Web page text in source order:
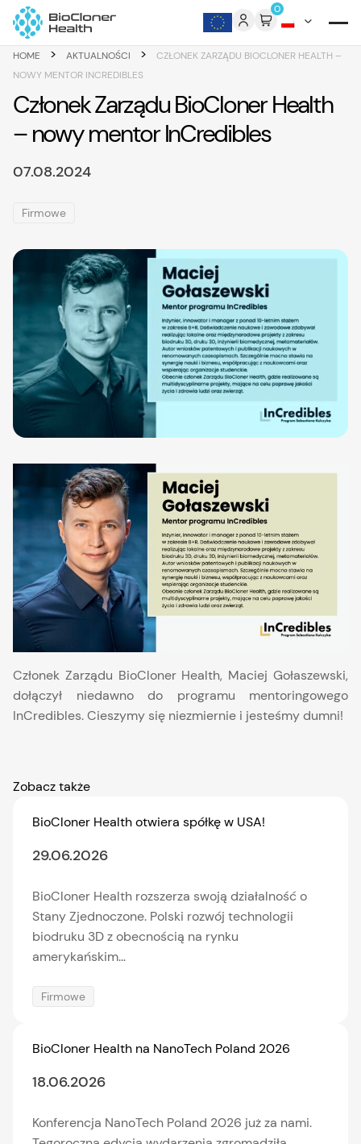
Skip to content 0
HOME > AKTUALNOŚCI >
CZŁONEK ZARZĄDU BIOCLONER HEALTH –
NOWY MENTOR INCREDIBLES
Członek Zarządu BioCloner Health
– nowy mentor InCredibles
07.08.2024
Firmowe
Członek Zarządu BioCloner Health, Maciej Gołaszewski,
dołączył niedawno do programu mentoringowego
InCredibles. Cieszymy się niezmiernie i jesteśmy dumni!
Zobacz także
BioCloner Health otwiera spółkę w USA!
29.06.2026
BioCloner Health rozszerza swoją działalność o
Stany Zjednoczone. Polski rozwój technologii
biodruku 3D z obecnością na rynku
amerykańskim...
Firmowe
BioCloner Health na NanoTech Poland 2026
18.06.2026
Konferencja NanoTech Poland 2026 już za nami.